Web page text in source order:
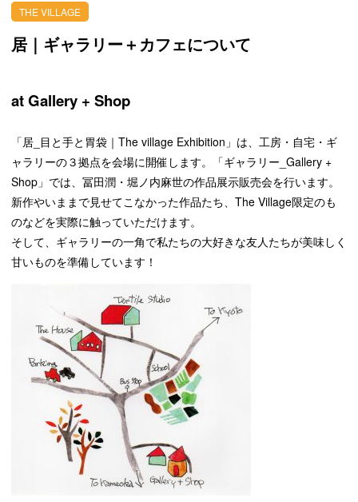
SHOPS
お買いもの
滞在型制作
ACCESS
CONTACT
お問い合わせ
THE VILLAGE
居｜ギャラリー＋カフェについて
at Gallery + Shop
「居_目と手と胃袋｜The village Exhibition」は、工房・自宅・ギ
ャラリーの３拠点を会場に開催します。「ギャラリー_Gallery +
Shop」では、冨田潤・堀ノ内麻世の作品展示販売会を行います。
新作やいままで見せてこなかった作品たち、The Village限定のも
のなどを実際に触っていただけます。
そして、ギャラリーの一角で私たちの大好きな友人たちが美味しく
甘いものを準備しています！